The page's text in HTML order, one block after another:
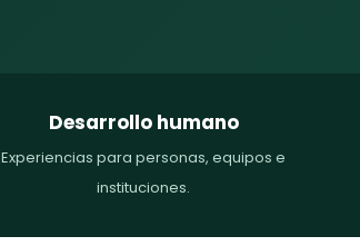
Desarrollo humano
Experiencias para personas, equipos e
instituciones.